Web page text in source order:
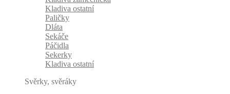
Kladiva ostatní
Paličky
Dláta
Sekáče
Páčidla
Sekerky
Kladiva ostatní
Svěrky, svěráky